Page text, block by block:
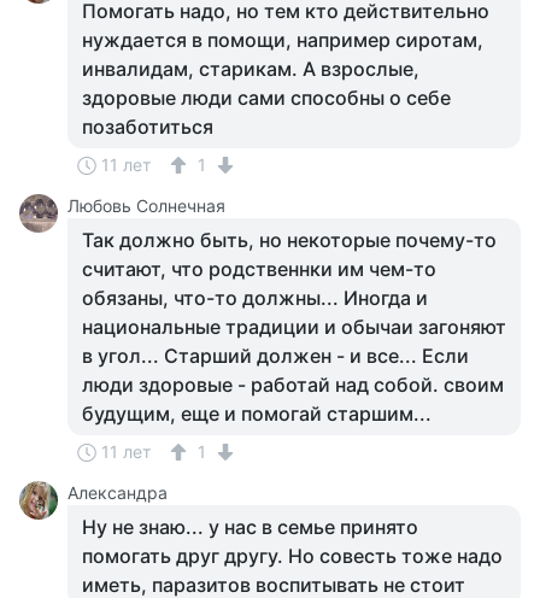
Помогать надо, но тем кто действительно
нуждается в помощи, например сиротам,
инвалидам, старикам. А взрослые,
здоровые люди сами способны о себе
позаботиться
11 лет
1
Любовь Солнечная
Так должно быть, но некоторые почему-то
считают, что родственнки им чем-то
обязаны, что-то должны... Иногда и
национальные традиции и обычаи загоняют
в угол... Старший должен - и все... Если
люди здоровые - работай над собой. своим
будущим, еще и помогай старшим...
11 лет
1
Александра
Ну не знаю... у нас в семье принято
помогать друг другу. Но совесть тоже надо
иметь, паразитов воспитывать не стоит